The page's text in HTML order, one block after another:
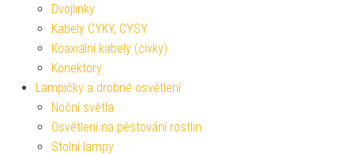
Dvojlinky
Kabely CYKY, CYSY
Koaxiální kabely (cívky)
Konektory
Lampičky a drobné osvětlení
Noční světla
Osvětlení na pěstování rostlin
Stolní lampy